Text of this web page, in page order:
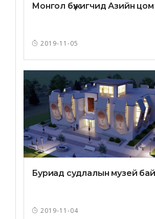
Монгол бүжигчид Азийн цом
2019-11-05
Буриад судлалын музей
2019-11-04